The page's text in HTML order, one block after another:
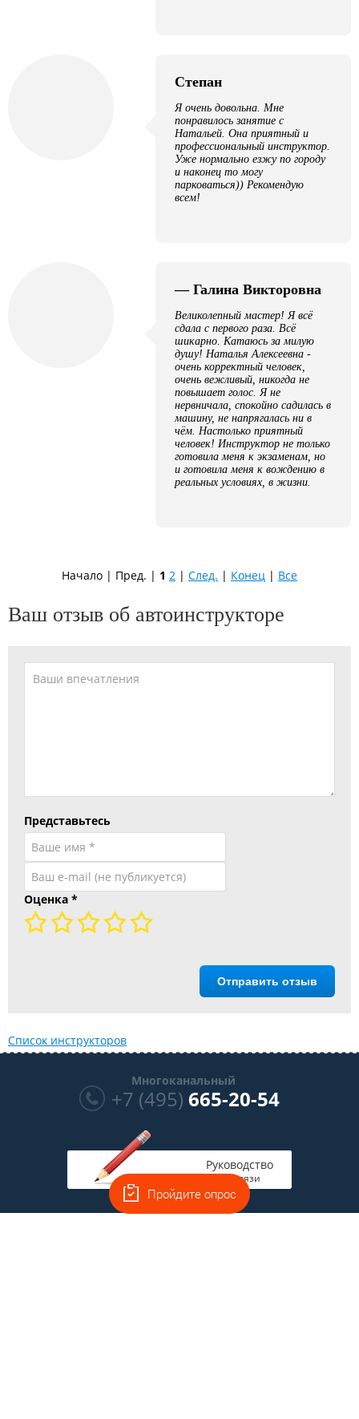
Степан
Я очень довольна. Мне
понравилось занятие с
Натальей. Она приятный и
профессиональный инструктор.
Уже нормально езжу по городу
и наконец то могу
парковаться)) Рекомендую
всем!
— Галина Викторовна
Великолепный мастер! Я всё
сдала с первого раза. Всё
шикарно. Катаюсь за милую
душу! Наталья Алексеевна -
очень корректный человек,
очень вежливый, никогда не
повышает голос. Я не
нервничала, спокойно садилась в
машину, не напрягалась ни в
чём. Настолько приятный
человек! Инструктор не только
готовила меня к экзаменам, но
и готовила меня к вождению в
реальных условиях, в жизни.
Начало | Пред. | 1 2 | След. | Конец | Все
Ваш отзыв об автоинструкторе
Представьтесь
Оценка *
Отправить отзыв
Список инструкторов
Многоканальный
+7 (495) 665-20-54
Руководство
на связи
Пройдите опрос